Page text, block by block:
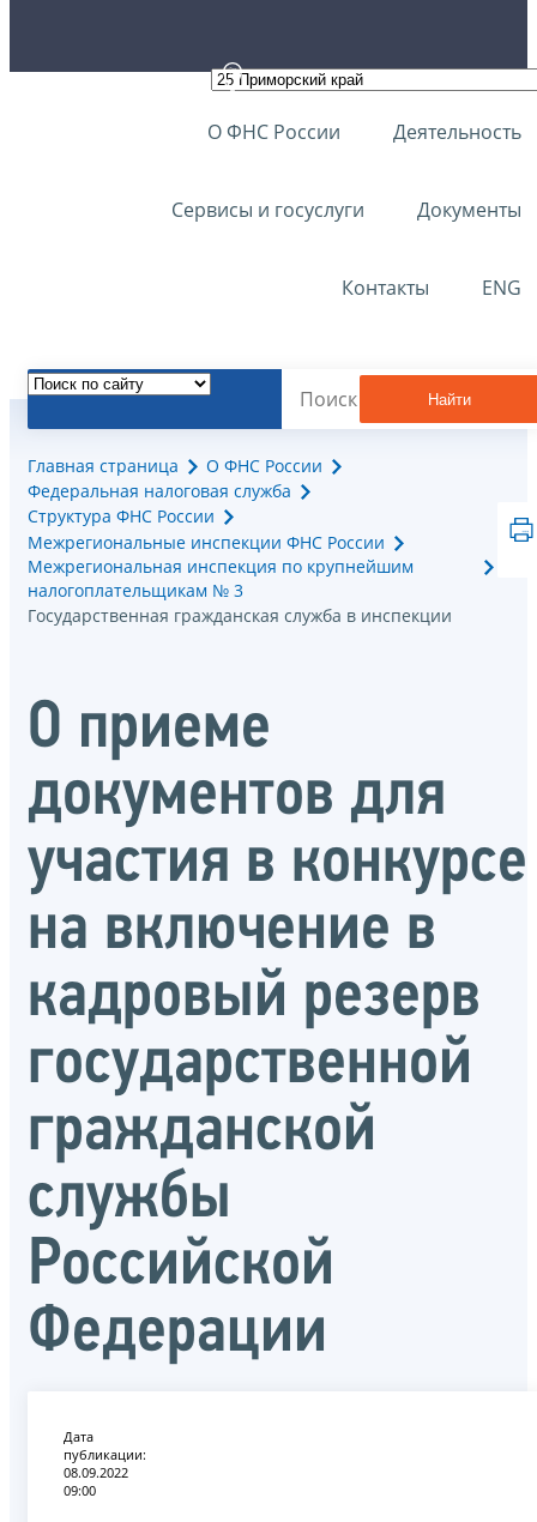
О ФНС России Деятельность
Сервисы и госуслуги Документы
Контакты ENG
Найти
Главная страница
О ФНС России
Федеральная налоговая служба
Структура ФНС России
Межрегиональные инспекции ФНС России
Межрегиональная инспекция по крупнейшим
налогоплательщикам № 3
Государственная гражданская служба в инспекции
О приеме
документов для
участия в конкурсе
на включение в
кадровый резерв
государственной
гражданской
службы
Российской
Федерации
Дата
публикации:
08.09.2022
09:00